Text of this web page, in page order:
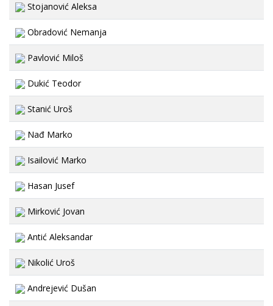
Stojanović Aleksa
Obradović Nemanja
Pavlović Miloš
Dukić Teodor
Stanić Uroš
Nađ Marko
Isailović Marko
Hasan Jusef
Mirković Jovan
Antić Aleksandar
Nikolić Uroš
Andrejević Dušan